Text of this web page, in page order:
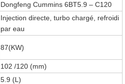
Dongfeng Cummins 6BT5.9 – C120
Injection directe, turbo chargé, refroidi
par eau
87(KW)
102 /120 (mm)
5.9 (L)